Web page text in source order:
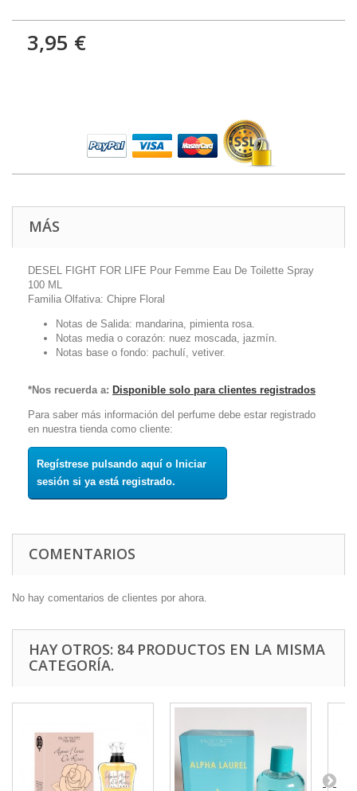
3,95 €
MÁS
DESEL FIGHT FOR LIFE Pour Femme Eau De Toilette Spray
100 ML
Familia Olfativa: Chipre Floral
Notas de Salida: mandarina, pimienta rosa.
Notas media o corazón: nuez moscada, jazmín
Notas base o fondo: pachulí, vetiver.
*Nos recuerda a: Disponible solo para clientes registrados
Para saber más información del perfume debe estar registrado
en nuestra tienda como cliente:
Regístrese pulsando aquí o Iniciar
sesión si ya está registrado.
COMENTARIOS
No hay comentarios de clientes por ahora.
HAY OTROS: 84 PRODUCTOS EN LA MISMA
CATEGORÍA.